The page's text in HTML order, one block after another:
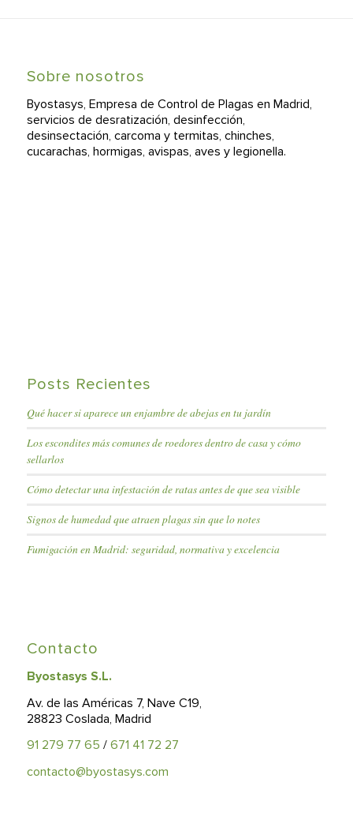
Sobre nosotros
Byostasys, Empresa de Control de Plagas en Madrid,
servicios de desratización, desinfección,
desinsectación, carcoma y termitas, chinches,
cucarachas, hormigas, avispas, aves y legionella.
Posts Recientes
Qué hacer si aparece un enjambre de abejas en tu jardín
Los escondites más comunes de roedores dentro de casa y cómo
sellarlos
Cómo detectar una infestación de ratas antes de que sea visible
Signos de humedad que atraen plagas sin que lo notes
Fumigación en Madrid: seguridad, normativa y excelencia
Contacto
Byostasys S.L.
Av. de las Américas 7, Nave C19,
28823 Coslada, Madrid
91 279 77 65 / 671 41 72 27
contacto@byostasys.com